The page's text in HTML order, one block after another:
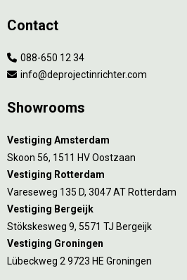
Contact
088-650 12 34
info@deprojectinrichter.com
Showrooms
Vestiging Amsterdam
Skoon 56, 1511 HV Oostzaan
Vestiging Rotterdam
Vareseweg 135 D, 3047 AT Rotterdam
Vestiging Bergeijk
Stökskesweg 9, 5571 TJ Bergeijk
Vestiging Groningen
Lübeckweg 2 9723 HE Groningen